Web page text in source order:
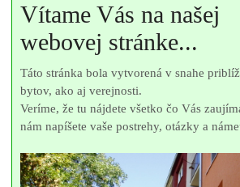
Vítame Vás na našej
webovej stránke...
Táto stránka bola vytvorená v snahe
bytov, ako aj verejnosti.
Veríme, že tu nájdete všetko čo Vás
nám napíšete vaše postrehy, otázky a